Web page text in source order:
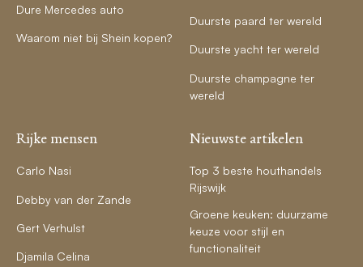
Dure Mercedes auto
Waarom niet bij Shein kopen?
Duurste paard ter wereld
Duurste yacht ter wereld
Duurste champagne ter
wereld
Rijke mensen
Carlo Nasi
Debby van der Zande
Gert Verhulst
Djamila Celina
Nieuwste artikelen
Top 3 beste houthandels
Rijswijk
Groene keuken: duurzame
keuze voor stijl en
functionaliteit